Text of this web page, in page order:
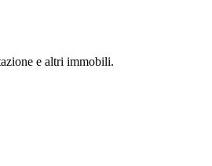
e altri immobili.